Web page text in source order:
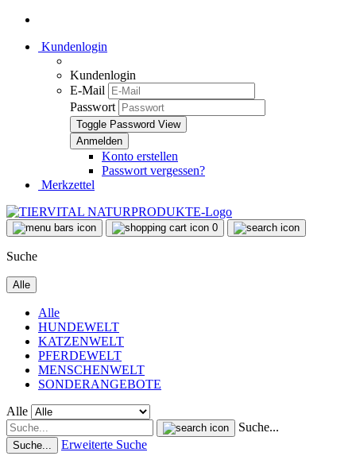
Kundenlogin
Kundenlogin
E-Mail
Passwort
Toggle Password View
Konto erstellen
Passwort vergessen?
Merkzettel
0
Suche
Alle
Alle
HUNDEWELT
KATZENWELT
PFERDEWELT
MENSCHENWELT
SONDERANGEBOTE
Alle
Suche...
Suche... Erweiterte Suche